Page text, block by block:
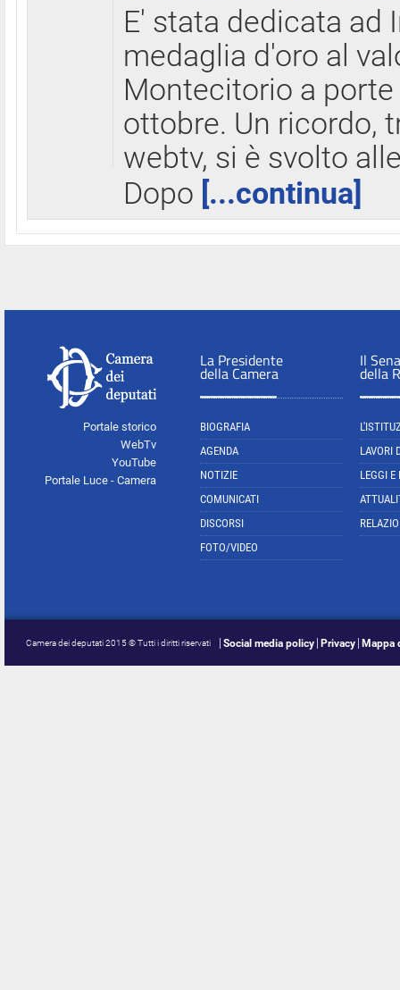
E' stata dedicata ad
medaglia d'oro al
Montecitorio a
ottobre. Un ricordo,
webtv, si è svolto
Dopo [...continua]
Portale storico
WebTv
YouTube
Portale Luce - Camera
La Presidente
della Camera
BIOGRAFIA
AGENDA
NOTIZIE
COMUNICATI
DISCORSI
FOTO/VIDEO
Il
della
LAVORI
LEGGI E
Camera dei deputati 2015 © Tutti i diritti riservati Social media policy Privacy Mappa